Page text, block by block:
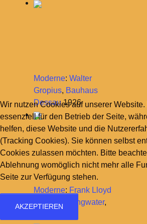
Moderne: Walter
Gropius, Bauhaus
Dessau1926
Moderne: Frank Lloyd
Wright,Fallingwater,
Wir nutzen Cookies auf unserer
essenziell für den Betrieb der Seite,
helfen, diese Website und die
(Tracking Cookies). Sie können selbst
Cookies zulassen möchten. Bitte
Ablehnung womöglich nicht mehr alle
Seite zur Verfügung stehen.
AKZEPTIEREN